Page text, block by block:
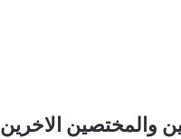
والمختصين الاخرين